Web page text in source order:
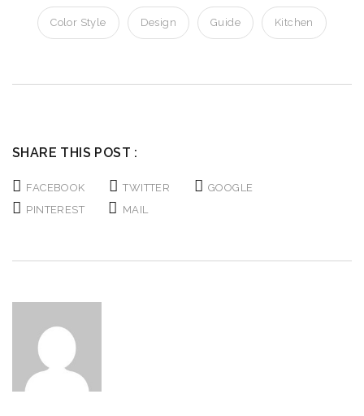
Color Style Design Guide Kitchen
SHARE THIS POST :
FACEBOOK TWITTER
GOOGLE
PINTEREST
MAIL